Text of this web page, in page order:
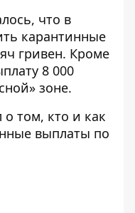
что в
карантинные
гривен. Кроме
8 000
зоне.
о том, кто и как
выплаты по